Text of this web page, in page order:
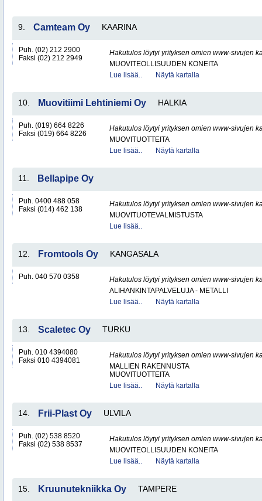
9. Camteam Oy KAARINA
Puh. (02) 212 2900
Faksi (02) 212 2949
Hakutulos löytyi yrityksen omien www-sivujen
MUOVITEOLLISUUDEN KONEITA
Lue lisää..
Näytä kartalla
10. Muovitiimi Lehtiniemi Oy HALKIA
Puh. (019) 664 8226
Faksi (019) 664 8226
Hakutulos löytyi yrityksen omien www-sivujen
MUOVITUOTTEITA
Lue lisää..
Näytä kartalla
11. Bellapipe Oy
Puh. 0400 488 058
Faksi (014) 462 138
Hakutulos löytyi yrityksen omien www-sivujen
MUOVITUOTEVALMISTUSTA
Lue lisää..
12. Fromtools Oy KANGASALA
Puh. 040 570 0358
Hakutulos löytyi yrityksen omien www-sivujen
ALIHANKINTAPALVELUJA - METALLI
Lue lisää..
Näytä kartalla
13. Scaletec Oy TURKU
Puh. 010 4394080
Faksi 010 4394081
Hakutulos löytyi yrityksen omien www-sivujen
MALLIEN RAKENNUSTA
MUOVITUOTTEITA
Lue lisää..
Näytä kartalla
14. Frii-Plast Oy ULVILA
Puh. (02) 538 8520
Faksi (02) 538 8537
Hakutulos löytyi yrityksen omien www-sivujen
MUOVITEOLLISUUDEN KONEITA
Lue lisää..
Näytä kartalla
15. Kruunutekniikka Oy TAMPERE